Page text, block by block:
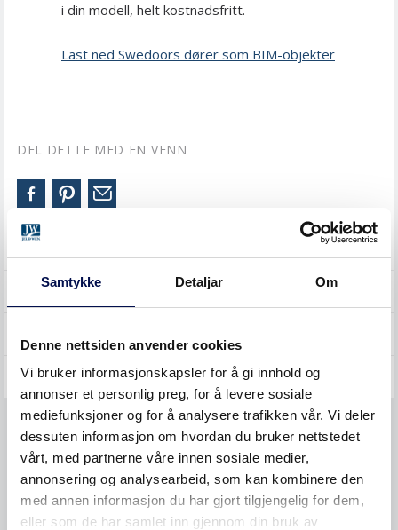
Samtykke Detaljar Om
Denne nettsiden anvender cookies
Vi bruker informasjonskapsler for å gi innhold og
annonser et personlig preg, for å levere sosiale
mediefunksjoner og for å analysere trafikken vår. Vi deler
dessuten informasjon om hvordan du bruker nettstedet
vårt, med partnerne våre innen sosiale medier,
annonsering og analysearbeid, som kan kombinere den
med annen informasjon du har gjort tilgjengelig for dem,
eller som de har samlet inn gjennom din bruk av
i din modell, helt kostnadsfritt.
Last ned Swedoors dører som BIM-objekter
DEL DETTE MED EN VENN
TREDØRER
GENERELT
BIM OG DWG
Lås og sylinder
Montering